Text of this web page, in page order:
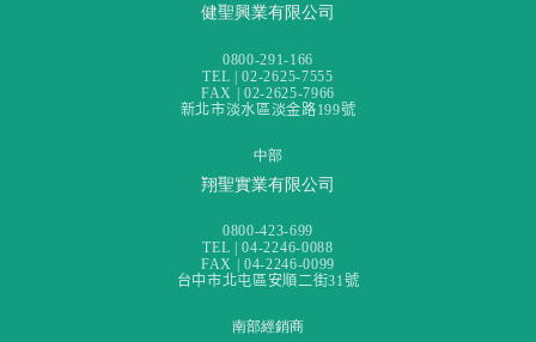
健聖興業有限公司
0800-291-166
TEL | 02-2625-7555
FAX | 02-2625-7966
新北市淡水區淡金路199號
中部
翔聖實業有限公司
0800-423-699
TEL | 04-2246-0088
FAX | 04-2246-0099
台中市北屯區安順二街31號
南部經銷商